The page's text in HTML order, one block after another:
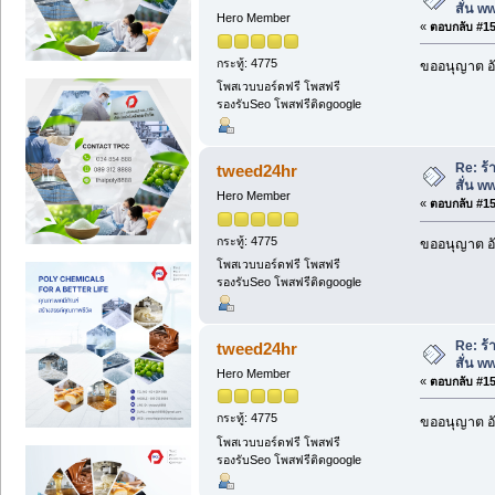
Hero Member
กระทู้: 4775
โพสเวบบอร์ดฟรี โพสฟรี
รองรับSeo โพสฟรีติดgoogle
สั่น
« ตอบกลับ
ขออนุญาต
tweed24hr
Hero Member
กระทู้: 4775
โพสเวบบอร์ดฟรี โพสฟรี
รองรับSeo โพสฟรีติดgoogle
Re:
สั่น
« ตอบกลับ
ขออนุญาต
tweed24hr
Hero Member
กระทู้: 4775
โพสเวบบอร์ดฟรี โพสฟรี
รองรับSeo โพสฟรีติดgoogle
Re:
สั่น
« ตอบกลับ
ขออนุญาต